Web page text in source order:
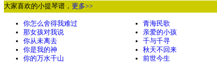
大家喜欢的小提琴谱， 更多>>
你怎么舍得我难过
那女孩对我说
你从未离去
你是我的神
你的万水千山
青海民歌
亲爱的小孩
千与千寻
秋天不回来
前世今生